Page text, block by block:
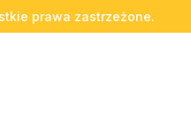
prawa zastrzeżone.